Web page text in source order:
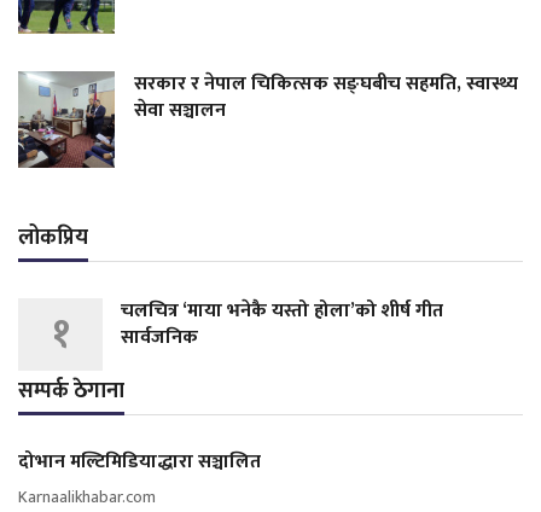
सरकार र नेपाल चिकित्सक सङ्घबीच सहमति, स्वास्थ्य
सेवा सञ्चालन
लोकप्रिय
१
चलचित्र ‘माया भनेकै यस्तो होला’को शीर्ष गीत
सार्वजनिक
सम्पर्क ठेगाना
दोभान मल्टिमिडियाद्धारा सञ्चालित
Karnaalikhabar.com